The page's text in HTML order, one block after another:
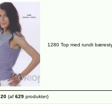
1280 Top med rundt
20 (af 629 produkter)